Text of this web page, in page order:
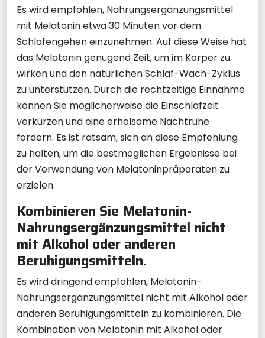
Es wird empfohlen, Nahrungsergänzungsmittel
mit Melatonin etwa 30 Minuten vor dem
Schlafengehen einzunehmen. Auf diese Weise hat
das Melatonin genügend Zeit, um im Körper zu
wirken und den natürlichen Schlaf-Wach-Zyklus
zu unterstützen. Durch die rechtzeitige Einnahme
können Sie möglicherweise die Einschlafzeit
verkürzen und eine erholsame Nachtruhe
fördern. Es ist ratsam, sich an diese Empfehlung
zu halten, um die bestmöglichen Ergebnisse bei
der Verwendung von Melatoninpräparaten zu
erzielen.
Kombinieren Sie Melatonin-
Nahrungsergänzungsmittel nicht
mit Alkohol oder anderen
Beruhigungsmitteln.
Es wird dringend empfohlen, Melatonin-
Nahrungsergänzungsmittel nicht mit Alkohol oder
anderen Beruhigungsmitteln zu kombinieren. Die
Kombination von Melatonin mit Alkohol oder